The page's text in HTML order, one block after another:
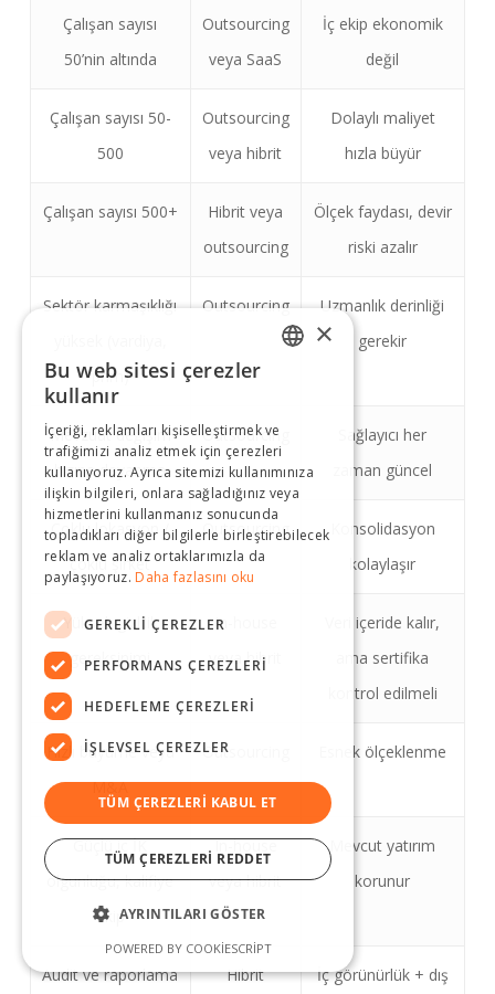
Çalışan sayısı
50’nin altında
Outsourcing
veya SaaS
İç ekip ekonomik
değil
Çalışan sayısı 50-
500
Outsourcing
veya hibrit
Dolaylı maliyet
hızla büyür
Çalışan sayısı 500+
Hibrit veya
outsourcing
Ölçek faydası, devir
riski azalır
Sektör karmaşıklığı
prim)
Outsourcing
Uzmanlık derinliği
gerekir
Mevzuat değişim
hızına dayanma
Outsourcing
Sağlayıcı her
zaman güncel
Çoklu lokasyon /
çoklu şirket
Outsourcing
Konsolidasyon
kolaylaşır
Yüksek gizlilik
gereksinimi
In-house
veya hibrit
Veri içeride kalır,
ama sertifika
kontrol edilmeli
Hızlı büyüme veya
M&A
Outsourcing Esnek ölçeklenme
Güçlü iç İK
olgunluğu, kalifiye
ekip
In-house
veya hibrit
Mevcut yatırım
korunur
Audit ve raporlama Hibrit İç görünürlük + dış
×
Bu web sitesi çerezler
kullanır
İçeriği, reklamları kişiselleştirmek ve
trafiğimizi analiz etmek için çerezleri
kullanıyoruz. Ayrıca sitemizi kullanımınıza
ilişkin bilgileri, onlara sağladığınız veya
hizmetlerini kullanmanız sonucunda
topladıkları diğer bilgilerle birleştirebilecek
reklam ve analiz ortaklarımızla da
paylaşıyoruz. Daha fazlasını oku
GEREKLI ÇEREZLER
PERFORMANS ÇEREZLERI
HEDEFLEME ÇEREZLERI
İŞLEVSEL ÇEREZLER
TÜM ÇEREZLERI KABUL ET
TÜM ÇEREZLERI REDDET
AYRINTILARI GÖSTER
POWERED BY COOKIESCRIPT